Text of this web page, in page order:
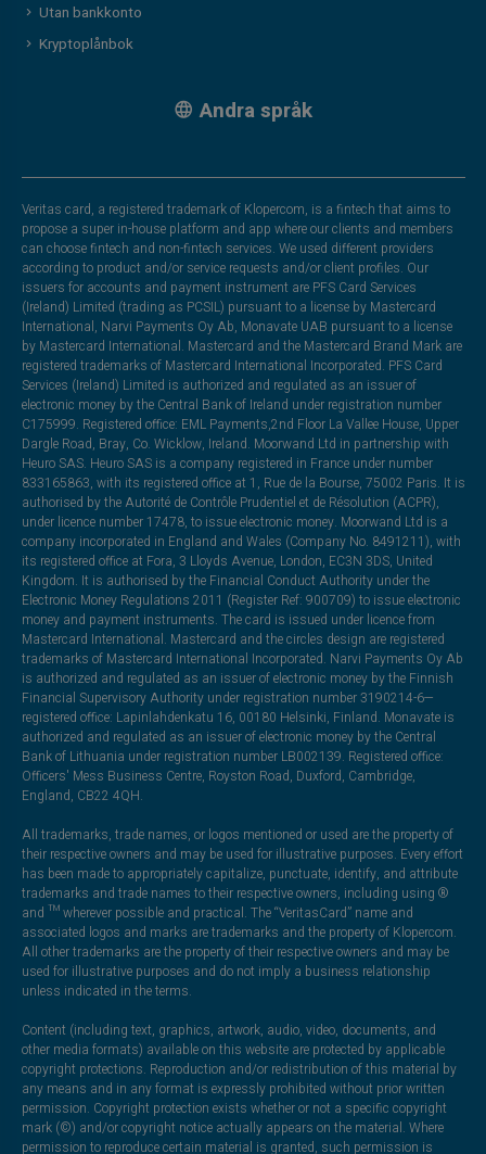
Utan bankkonto
Kryptoplånbok
Andra språk
Veritas card, a registered trademark of Klopercom, is a fintech that aims to
propose a super in-house platform and app where our clients and members
can choose fintech and non-fintech services. We used different providers
according to product and/or service requests and/or client profiles. Our
issuers for accounts and payment instrument are PFS Card Services
(Ireland) Limited (trading as PCSIL) pursuant to a license by Mastercard
International, Narvi Payments Oy Ab, Monavate UAB pursuant to a license
by Mastercard International. Mastercard and the Mastercard Brand Mark are
registered trademarks of Mastercard International Incorporated. PFS Card
Services (Ireland) Limited is authorized and regulated as an issuer of
electronic money by the Central Bank of Ireland under registration number
C175999. Registered office: EML Payments,2nd Floor La Vallee House, Upper
Dargle Road, Bray, Co. Wicklow, Ireland. Moorwand Ltd in partnership with
Heuro SAS. Heuro SAS is a company registered in France under number
833165863, with its registered office at 1, Rue de la Bourse, 75002 Paris. It is
authorised by the Autorité de Contrôle Prudentiel et de Résolution (ACPR),
under licence number 17478, to issue electronic money. Moorwand Ltd is a
company incorporated in England and Wales (Company No. 8491211), with
its registered office at Fora, 3 Lloyds Avenue, London, EC3N 3DS, United
Kingdom. It is authorised by the Financial Conduct Authority under the
Electronic Money Regulations 2011 (Register Ref: 900709) to issue electronic
money and payment instruments. The card is issued under licence from
Mastercard International. Mastercard and the circles design are registered
trademarks of Mastercard International Incorporated. Narvi Payments Oy Ab
is authorized and regulated as an issuer of electronic money by the Finnish
Financial Supervisory Authority under registration number 3190214-6—
registered office: Lapinlahdenkatu 16, 00180 Helsinki, Finland. Monavate is
authorized and regulated as an issuer of electronic money by the Central
Bank of Lithuania under registration number LB002139. Registered office:
Officers' Mess Business Centre, Royston Road, Duxford, Cambridge,
England, CB22 4QH.
All trademarks, trade names, or logos mentioned or used are the property of
their respective owners and may be used for illustrative purposes. Every effort
has been made to appropriately capitalize, punctuate, identify, and attribute
trademarks and trade names to their respective owners, including using ®
and ™ wherever possible and practical. The “VeritasCard” name and
associated logos and marks are trademarks and the property of Klopercom.
All other trademarks are the property of their respective owners and may be
used for illustrative purposes and do not imply a business relationship
unless indicated in the terms.
Content (including text, graphics, artwork, audio, video, documents, and
other media formats) available on this website are protected by applicable
copyright protections. Reproduction and/or redistribution of this material by
any means and in any format is expressly prohibited without prior written
permission. Copyright protection exists whether or not a specific copyright
mark (©) and/or copyright notice actually appears on the material. Where
permission to reproduce certain material is granted, such permission is